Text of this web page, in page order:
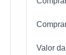
Valor